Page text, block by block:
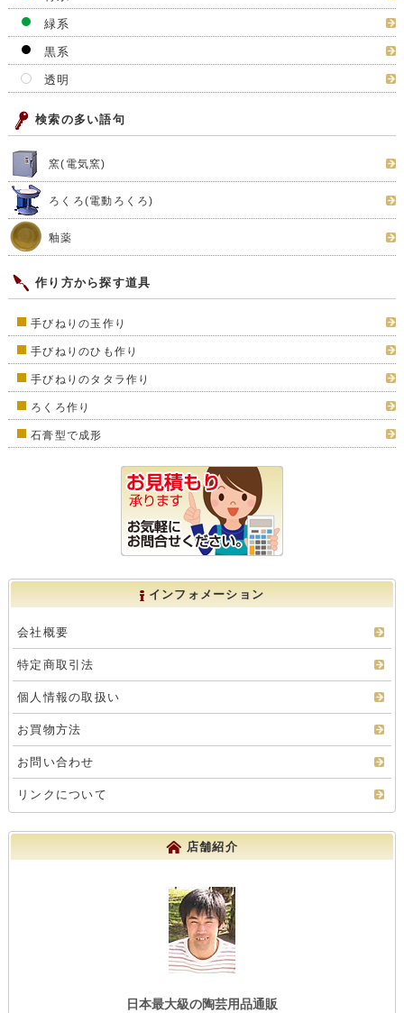
緑系
黒系
透明
検索の多い語句
窯(電気窯)
ろくろ(電動ろくろ)
釉薬
作り方から探す道具
手びねりの玉作り
手びねりのひも作り
手びねりのタタラ作り
ろくろ作り
石膏型で成形
インフォメーション
会社概要
特定商取引法
個人情報の取扱い
お買物方法
お問い合わせ
リンクについて
店舗紹介
日本最大級の陶芸用品通販